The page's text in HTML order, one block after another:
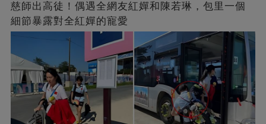
慈師出高徒！偶遇全網友紅嬋和陳若琳，包里一個
細節暴露對全紅嬋的寵愛